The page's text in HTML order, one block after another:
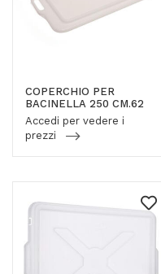
COPERCHIO PER
BACINELLA 250 CM.62
Accedi per vedere i
prezzi